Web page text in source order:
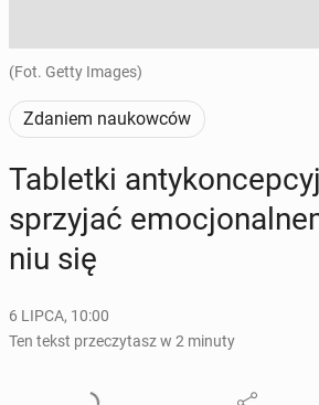
(Fot. Getty Images)
Zdaniem naukowców
Ta­blet­ki
sprzy­jać
niu się
6 LIPCA, 10:00
Ten tekst przeczytasz w 2 minuty